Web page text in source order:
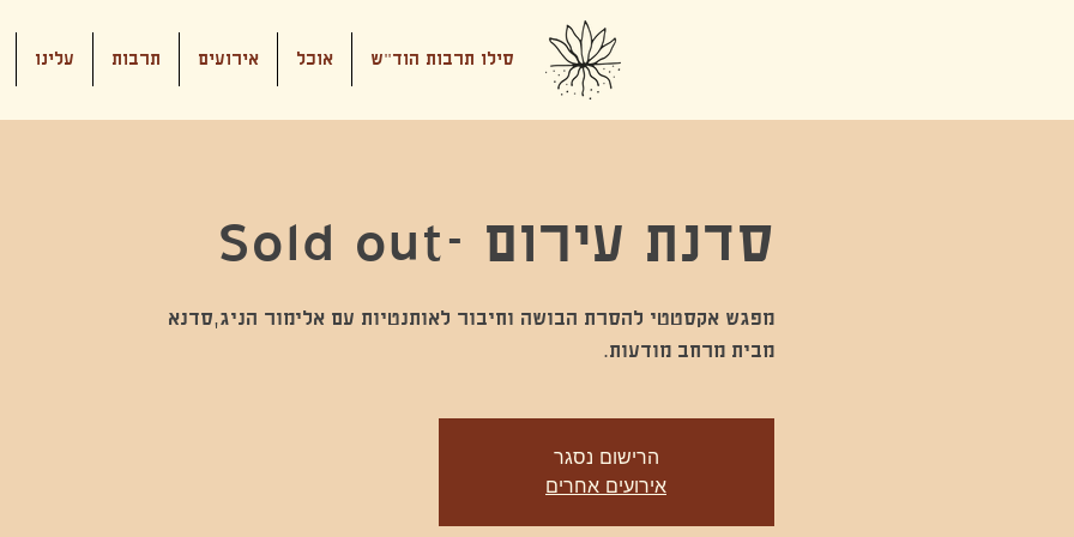
סילו תרבות הוד"ש אוכל אירועים תרבות עלינו
סדנת עירום -Sold out
מבית מרחב מודעות.
הרישום נסגר
אירועים אחרים